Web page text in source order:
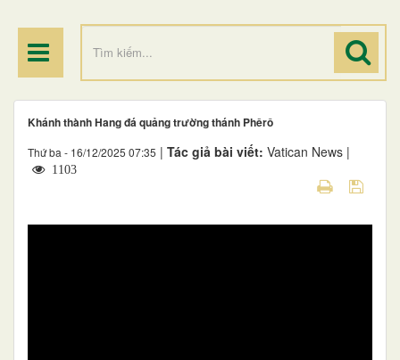
Khánh thành Hang đá quảng trường thánh Phêrô
Thứ ba - 16/12/2025 07:35 | Tác giả bài viết: Vatican News |
1103